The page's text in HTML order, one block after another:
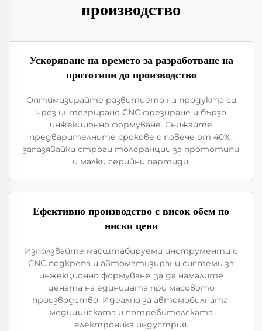
производство
Ускоряване на времето за разработване на
прототипи до производство
Оптимизирайте развитието на продукта си
чрез интегрирано CNC фрезиране и бързо
инжекционно формуване. Снижайте
предварителните срокове с повече от 40%,
запазявайки строги толеранции за прототипи
и малки серийни партиди.
Ефективно производство с висок обем по
ниски цени
Използвайте масштабируеми инструменти с
CNC подкрепа и автоматизирани системи за
инжекционно формуване, за да намалите
цената на единицата при масовото
производство. Идеално за автомобилната,
медицинската и потребителската
електроника индустрия.